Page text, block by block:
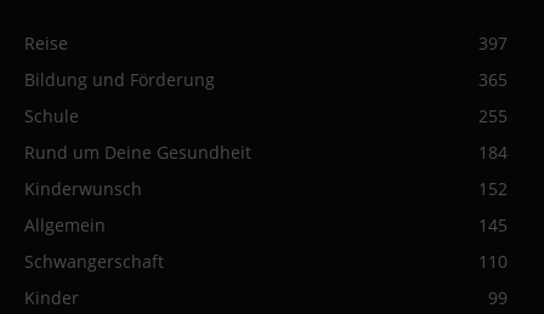
Reise
397
Bildung und Förderung
365
Schule
255
Rund um Deine Gesundheit
184
Kinderwunsch
152
Allgemein
145
Schwangerschaft
110
Kinder
99